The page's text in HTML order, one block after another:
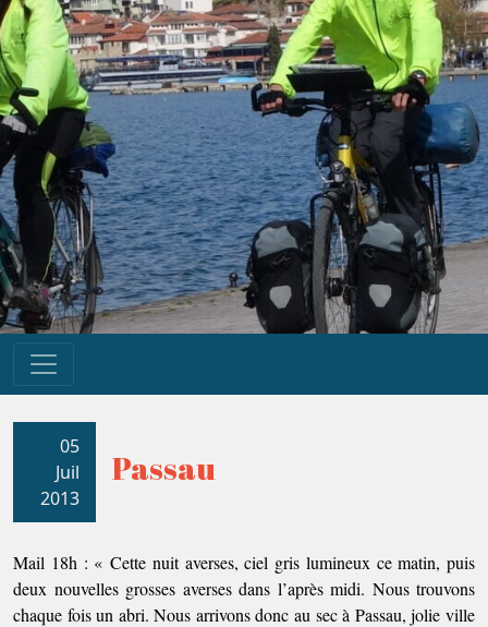
05
Juil
2013
Passau
Mail 18h : « Cette nuit averses, ciel gris lumineux ce matin, puis
deux nouvelles grosses averses dans l’après midi. Nous trouvons
chaque fois un abri. Nous arrivons donc au sec à Passau, jolie ville